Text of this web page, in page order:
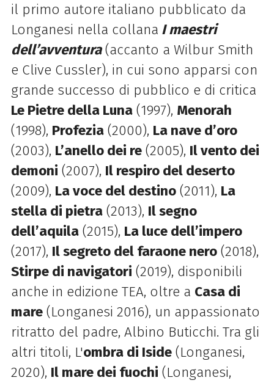
il primo autore italiano pubblicato da
Longanesi nella collana I maestri
dell’avventura(accanto a Wilbur Smith
e Clive Cussler), in cui sono apparsi con
grande successo di pubblico e di critica
Le Pietre della Luna(1997), Menorah
(1998), Profezia(2000), La nave d’oro
(2003), L’anello dei re(2005), Il vento dei
demoni (2007), Il respiro del deserto
(2009), La voce del destino(2011), La
stella di pietra(2013), Il segno
dell’aquila(2015), La luce dell’impero
(2017), Il segreto del faraone nero(2018),
Stirpe di navigatori (2019), disponibili
anche in edizione TEA, oltre a Casa di
mare(Longanesi 2016), un appassionato
ritratto del padre, Albino Buticchi. Tra gli
altri titoli, L'ombra di Iside(Longanesi,
2020), Il mare dei fuochi (Longanesi,